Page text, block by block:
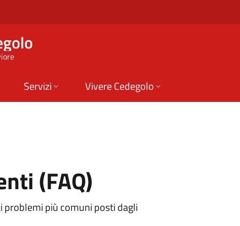
| Comune di
Servizi Vivere Cedegolo
(FAQ)
problemi più comuni posti dagli